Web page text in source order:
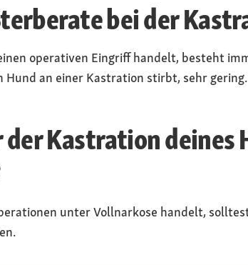
bei der
operativen Eingriff handelt, besteht
Hund an einer Kastration stirbt, sehr
Kastration deines
unter Vollnarkose handelt,